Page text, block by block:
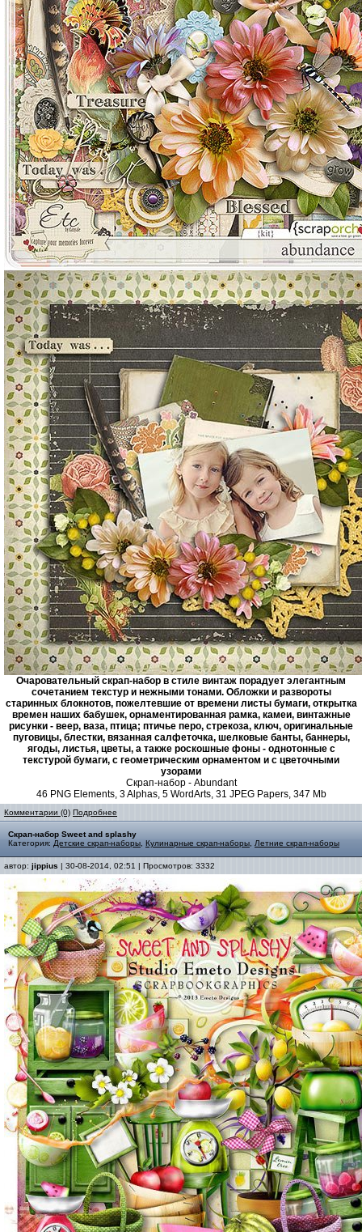
Очаровательный скрап-набор в стиле винтаж порадует элегантным
сочетанием текстур и нежными тонами. Обложки и развороты
старинных блокнотов, пожелтевшие от времени листы бумаги, открытка
времен наших бабушек, орнаментированная рамка, камеи, винтажные
рисунки - веер, ваза, птица; птичье перо, стрекоза, ключ, оригинальные
пуговицы, блестки, вязанная салфеточка, шелковые банты, баннеры,
ягоды, листья, цветы, а также роскошные фоны - однотонные с
текстурой бумаги, с геометрическим орнаментом и с цветочными
узорами
Скрап-набор - Abundant
46 PNG Elements, 3 Alphas, 5 WordArts, 31 JPEG Papers, 347 Mb
Комментарии (0) Подробнее
Скрап-набор Sweet and splashy
Категория: Детские скрап-наборы Кулинарные скрап-наборы Летние скрап-наборы
автор: jippius | 30-08-2014, 02:51 | Просмотров: 3332